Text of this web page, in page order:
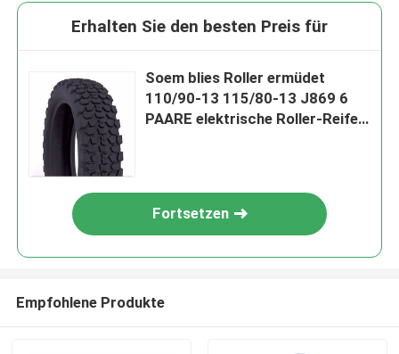
Erhalten Sie den besten Preis für
Soem blies Roller ermüdet
110/90-13 115/80-13 J869 6
PAARE elektrische Roller-Reifen
Fortsetzen
Empfohlene Produkte